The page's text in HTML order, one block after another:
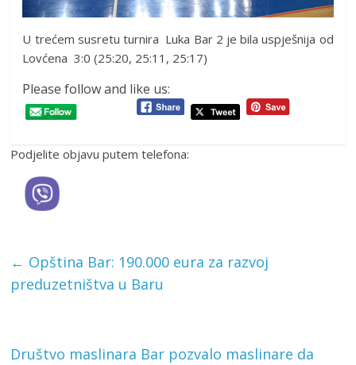
U trećem susretu turnira Luka Bar 2 je bila uspješnija od
Lovćena 3:0 (25:20, 25:11, 25:17)
Please follow and like us:
Podjelite objavu putem telefona:
← Opština Bar: 190.000 eura za razvoj
preduzetništva u Baru
Društvo maslinara Bar pozvalo maslinare da